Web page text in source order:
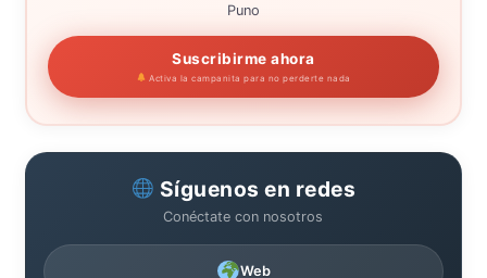
Puno
Suscribirme ahora
Activa la campanita para no perderte nada
Síguenos en redes
Conéctate con nosotros
Web